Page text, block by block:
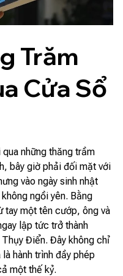
Trăm
Cửa Sổ
những thăng trầm
bây giờ phải đối mặt với
vào ngày sinh nhật
ngồi yên. Bằng
tay một tên cướp, ông và
lập tức trở thành
Điển. Đây không chỉ
hành trình đầy phép
một thế kỷ.